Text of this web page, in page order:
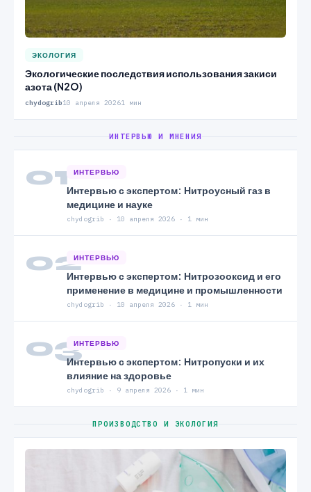
ЭКОЛОГИЯ
Экологические последствия использования закиси
азота (N2O)
chydogrib10 апреля 20261 мин
ИНТЕРВЬЮ И МНЕНИЯ
01 ИНТЕРВЬЮ
Интервью с экспертом: Нитроусный газ в
медицине и науке
chydogrib · 10 апреля 2026 · 1 мин
02ИНТЕРВЬЮ
Интервью с экспертом: Нитрозооксид и его
применение в медицине и промышленности
chydogrib · 10 апреля 2026 · 1 мин
03ИНТЕРВЬЮ
Интервью с экспертом: Нитропуски и их
влияние на здоровье
chydogrib · 9 апреля 2026 · 1 мин
ПРОИЗВОДСТВО И ЭКОЛОГИЯ